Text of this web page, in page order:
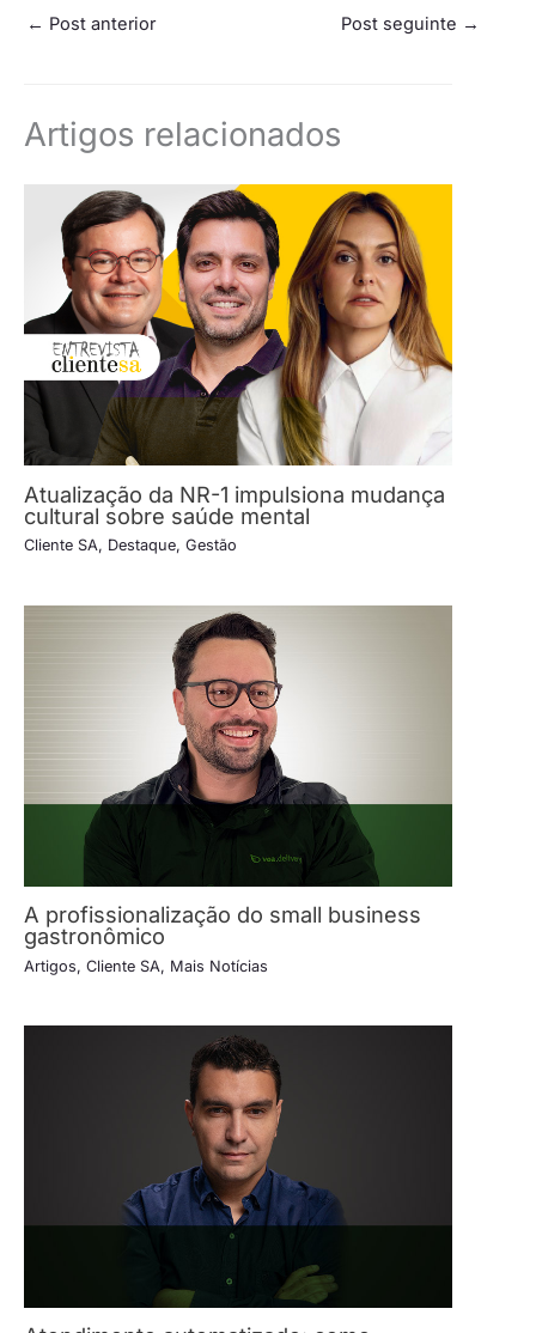
← Post anterior Post seguinte →
Artigos relacionados
Atualização da NR-1 impulsiona mudança
cultural sobre saúde mental
Cliente SA, Destaque, Gestão
A profissionalização do small business
gastronômico
Artigos, Cliente SA, Mais Notícias